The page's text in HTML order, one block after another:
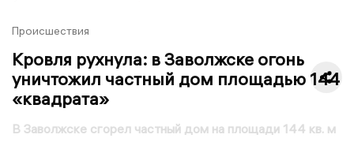
Происшествия
Кровля рухнула: в Заволжске огонь
уничтожил частный дом площадью 144
«квадрата»
В Заволжске сгорел частный дом на площади 144 кв. м